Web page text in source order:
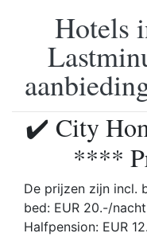
Hotels
✔️ City
****
De prijzen zijn incl.
bed: EUR 20.-/
Halfpension: EUR